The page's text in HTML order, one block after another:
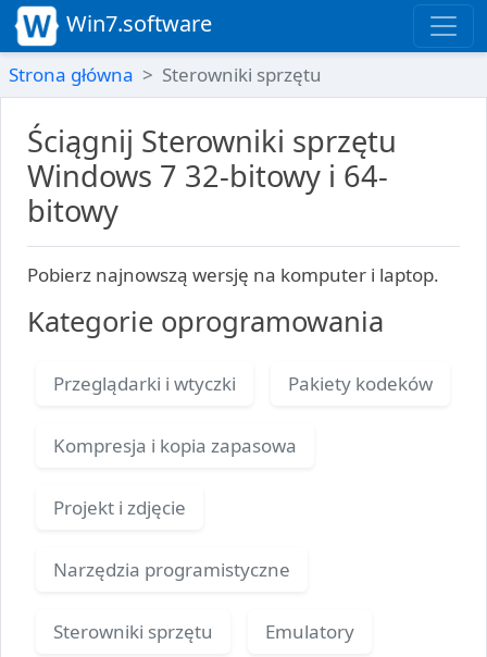
Win7.software
Strona główna Sterowniki sprzętu
Ściągnij Sterowniki sprzętu
Windows 7 32-bitowy i 64-
bitowy
Pobierz najnowszą wersję na komputer i laptop.
Kategorie oprogramowania
Przeglądarki i wtyczki Pakiety kodeków
Kompresja i kopia zapasowa
Projekt i zdjęcie
Narzędzia programistyczne
Sterowniki sprzętu Emulatory